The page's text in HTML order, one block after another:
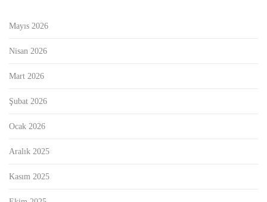
Mayıs 2026
Nisan 2026
Mart 2026
Şubat 2026
Ocak 2026
Aralık 2025
Kasım 2025